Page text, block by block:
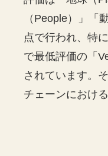
（People）」「
点で行われ、特
で最低評価の「
されています。
チェーンにおけ